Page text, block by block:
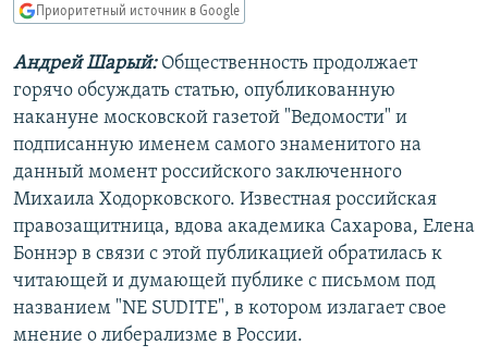
Вернутся
поиску
КАВКАЗ.РЕАЛИИ
СЕВЕР.РЕАЛИИ
СИБИРЬ.РЕАЛИИ
РАСПИСАНИЕ ВЕЩАНИЯ
ПОДПИШИТЕСЬ НА РАССЫЛКУ
СОЦИАЛЬНЫЕ СЕТИ
Приоритетный источник в Google
Андрей Шарый:Общественность продолжает
горячо обсуждать статью, опубликованную
накануне московской газетой "Ведомости" и
подписанную именем самого знаменитого на
данный момент российского заключенного
Михаила Ходорковского. Известная российская
правозащитница, вдова академика Сахарова, Елена
Боннэр в связи с этой публикацией обратилась к
читающей и думающей публике с письмом под
названием "NE SUDITE", в котором излагает свое
мнение о либерализме в России.